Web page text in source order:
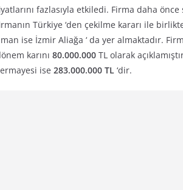
fazlasıyla etkiledi. Firma daha
Türkiye ‘den çekilme kararı ile
ise İzmir Aliağa ‘ da yer almaktadır.
karını 80.000.000 TL olarak
ise 283.000.000 TL ‘dir.